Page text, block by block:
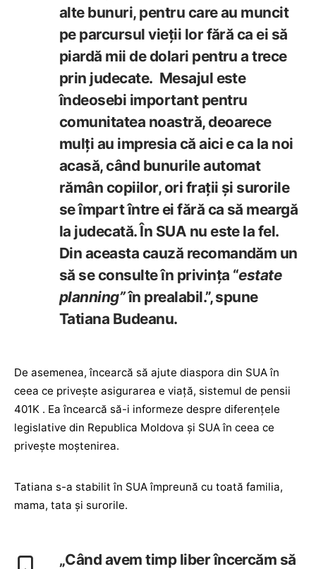
alte bunuri, pentru care au muncit
pe parcursul vieții lor fără ca ei să
piardă mii de dolari pentru a trece
prin judecate. Mesajul este
îndeosebi important pentru
comunitatea noastră, deoarece
mulți au impresia că aici e ca la noi
acasă, când bunurile automat
rămân copiilor, ori frații și surorile
se împart între ei fără ca să meargă
la judecată. În SUA nu este la fel.
Din aceasta cauză recomandăm un
să se consulte în privința “estate
planning”în prealabil.”, spune
Tatiana Budeanu.
De asemenea, încearcă să ajute diaspora din SUA în
ceea ce privește asigurarea e viață, sistemul de pensii
401K . Ea încearcă să-i informeze despre diferențele
legislative din Republica Moldova și SUA în ceea ce
privește moștenirea.
Tatiana s-a stabilit în SUA împreună cu toată familia,
mama, tata și surorile.
„Când avem timp liber încercăm să